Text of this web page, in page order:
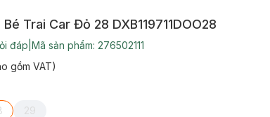
Trai Car Đỏ 28 DXB119711DOO28
đáp Mã sản phẩm: 276502111
gồm VAT)
29